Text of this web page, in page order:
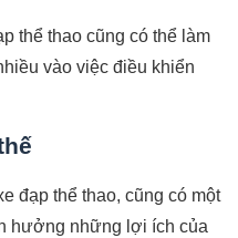
thể thao cũng có thể làm
vào việc điều khiển
đạp thể thao, cũng có một
hưởng những lợi ích của